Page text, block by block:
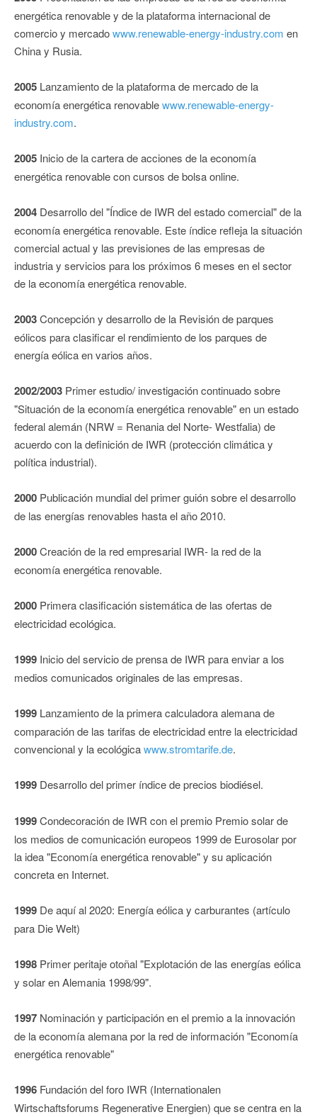
energética renovable y de la plataforma internacional de
comercio y mercadowww.renewable-energy-industry.com en
China y Rusia.
2005 Lanzamiento de la plataforma de mercado de la
economía energética renovablewww.renewable-energy-
industry.com.
2005 Inicio de la cartera de acciones de la economía
energética renovable con cursos de bolsa online.
2004 Desarrollo del "Índice de IWR del estado comercial" de la
economía energética renovable. Este índice refleja la situación
comercial actual y las previsiones de las empresas de
industria y servicios para los próximos 6 meses en el sector
de la economía energética renovable.
2003Concepción y desarrollo de la Revisión de parques
eólicos para clasificar el rendimiento de los parques de
energía eólica en varios años.
2002/2003 Primer estudio/ investigación continuado sobre
"Situación de la economía energética renovable" en un estado
federal alemán (NRW = Renania del Norte- Westfalia) de
acuerdo con la definición de IWR (protección climática y
política industrial).
2000 Publicación mundial del primer guión sobre el desarrollo
de las energías renovables hasta el año 2010.
2000Creación de la red empresarial IWR- la red de la
economía energética renovable.
2000 Primera clasificación sistemática de las ofertas de
electricidad ecológica.
1999 Inicio del servicio de prensa de IWR para enviar a los
medios comunicados originales de las empresas.
1999 Lanzamiento de la primera calculadora alemana de
comparación de las tarifas de electricidad entre la electricidad
convencional y la ecológicawww.stromtarife.de.
1999 Desarrollo del primer índice de precios biodiésel.
1999Condecoración de IWR con el premio Premio solar de
los medios de comunicación europeos 1999 de Eurosolar por
la idea "Economía energética renovable" y su aplicación
concreta en Internet.
1999 De aquí al 2020: Energía eólica y carburantes (artículo
para Die Welt)
1998 Primer peritaje otoñal "Explotación de las energías eólica
y solar en Alemania 1998/99".
1997 Nominación y participación en el premio a la innovación
de la economía alemana por la red de información "Economía
energética renovable"
1996 Fundación del foro IWR (Internationalen
Wirtschaftsforums Regenerative Energien) que se centra en la